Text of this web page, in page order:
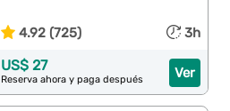
4.92 (725) 3h
Ver
US$ 27
Reserva ahora y paga después